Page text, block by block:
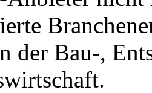
der Bau-,